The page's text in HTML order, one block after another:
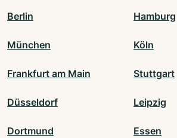
Berlin Hamburg
München Köln
Frankfurt am Main Stuttgart
Düsseldorf Leipzig
Dortmund Essen